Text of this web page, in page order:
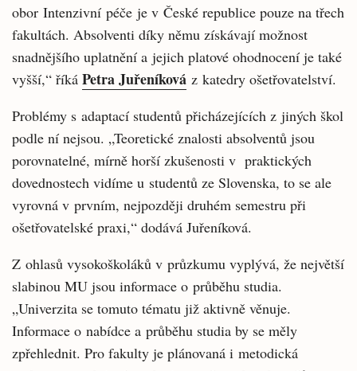
obor Intenzivní péče je v České republice pouze na třech
fakultách. Absolventi díky němu získávají možnost
snadnějšího uplatnění a jejich platové ohodnocení je také
vyšší,“ říká Petra Juřeníková z katedry ošetřovatelství.
Problémy s adaptací studentů přicházejících z jiných škol
podle ní nejsou. „Teoretické znalosti absolventů jsou
porovnatelné, mírně horší zkušenosti v praktických
dovednostech vidíme u studentů ze Slovenska, to se ale
vyrovná v prvním, nejpozději druhém semestru při
ošetřovatelské praxi,“ dodává Juřeníková.
Z ohlasů vysokoškoláků v průzkumu vyplývá, že největší
slabinou MU jsou informace o průběhu studia.
„Univerzita se tomuto tématu již aktivně věnuje.
Informace o nabídce a průběhu studia by se měly
zpřehlednit. Pro fakulty je plánovaná i metodická